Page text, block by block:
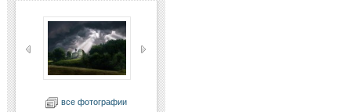
все фотографии